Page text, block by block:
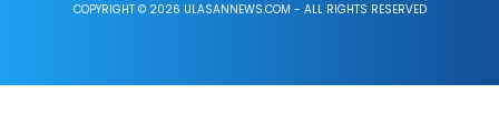
COPYRIGHT © 2026 ULASANNEWS.COM - ALL RIGHTS RESERVED